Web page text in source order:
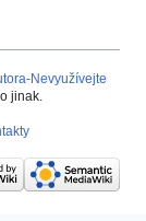
Nevyužívejte
jinak.